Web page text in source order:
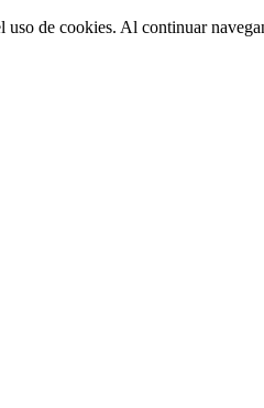
uso de cookies. Al continuar